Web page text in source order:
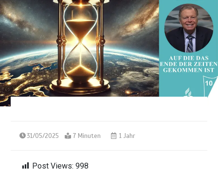
31/05/2025 7 Minuten 1 Jahr
Post Views: 998